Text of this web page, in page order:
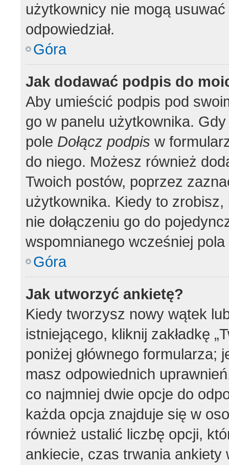
użytkownicy nie mogą
odpowiedział.
Góra
Jak dodawać podpis do
Aby umieścić podpis pod
go w panelu użytkownika.
pole Dołącz podpis w
do niego. Możesz również
Twoich postów, poprzez
użytkownika. Kiedy to
nie dołączeniu go do
wspomnianego wcześniej
Góra
Jak utworzyć ankietę?
Kiedy tworzysz nowy wątek
istniejącego, kliknij zakładkę
poniżej głównego formularza;
masz odpowiednich
co najmniej dwie opcje do
każda opcja znajduje się w
również ustalić liczbę opcji,
ankiecie, czas trwania